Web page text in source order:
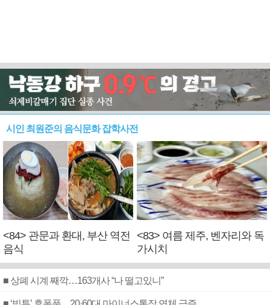
시인 최원준의 음식문화 잡학사전
<84> 관문과 환대, 부산 역전
음식
<83> 여름 제주, 벤자리와 독
가시치
■ 상폐 시계 째깍…163개사 “나 떨고있니”